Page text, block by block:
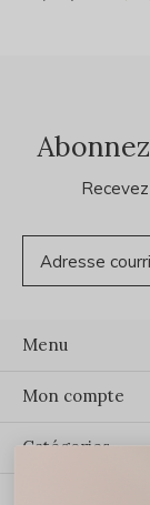
Menu
Mon compte
Catégories